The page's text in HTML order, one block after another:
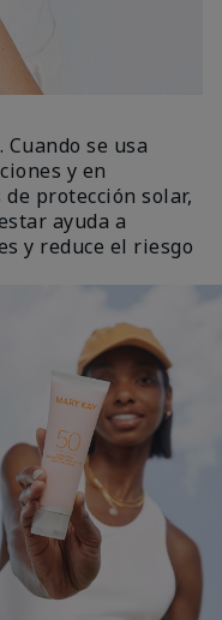
se usa
y en
protección solar,
ayuda a
y reduce el riesgo